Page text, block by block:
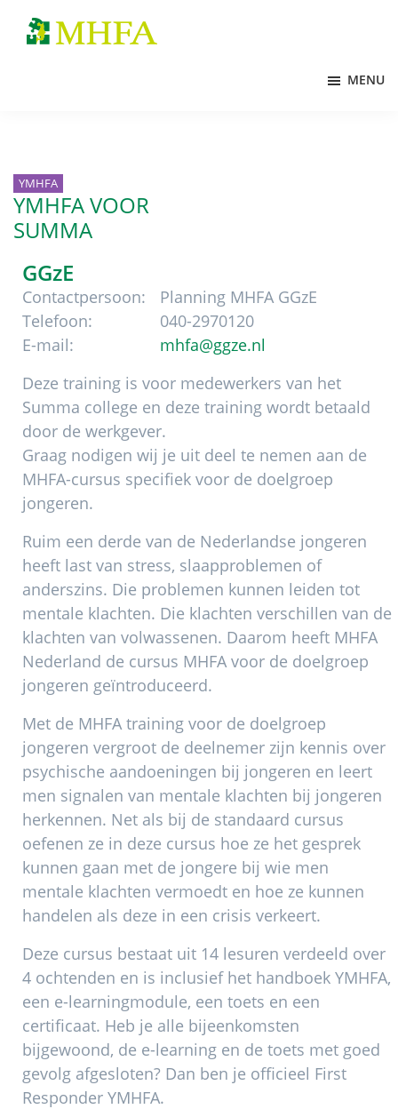
naar
naar
naar
MENU
YMHFA
YMHFA VOOR
SUMMA
GGzE
Contactpersoon:
Planning MHFA GGzE
Telefoon:
040-2970120
E-mail:
mhfa@ggze.nl
Deze training is voor medewerkers van het
Summa college en deze training wordt betaald
door de werkgever.
Graag nodigen wij je uit deel te nemen aan de
MHFA-cursus specifiek voor de doelgroep
jongeren.
Ruim een derde van de Nederlandse jongeren
heeft last van stress, slaapproblemen of
anderszins. Die problemen kunnen leiden tot
mentale klachten. Die klachten verschillen van de
klachten van volwassenen. Daarom heeft MHFA
Nederland de cursus MHFA voor de doelgroep
jongeren geïntroduceerd.
Met de MHFA training voor de doelgroep
jongeren vergroot de deelnemer zijn kennis over
psychische aandoeningen bij jongeren en leert
men signalen van mentale klachten bij jongeren
herkennen. Net als bij de standaard cursus
oefenen ze in deze cursus hoe ze het gesprek
kunnen gaan met de jongere bij wie men
mentale klachten vermoedt en hoe ze kunnen
handelen als deze in een crisis verkeert.
Deze cursus bestaat uit 14 lesuren verdeeld over
4 ochtenden en is inclusief het handboek YMHFA,
een e-learningmodule, een toets en een
certificaat. Heb je alle bijeenkomsten
bijgewoond, de e-learning en de toets met goed
gevolg afgesloten? Dan ben je officieel First
Responder YMHFA.